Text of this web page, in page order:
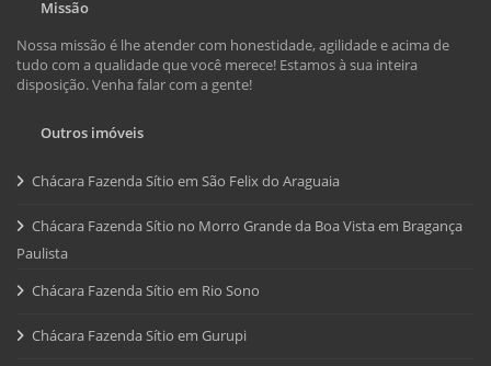
Missão
Nossa missão é lhe atender com honestidade, agilidade e acima de
tudo com a qualidade que você merece! Estamos à sua inteira
disposição. Venha falar com a gente!
Outros imóveis
Chácara Fazenda Sítio em São Felix do Araguaia
Chácara Fazenda Sítio no Morro Grande da Boa Vista em Bragança
Paulista
Chácara Fazenda Sítio em Rio Sono
Chácara Fazenda Sítio em Gurupi